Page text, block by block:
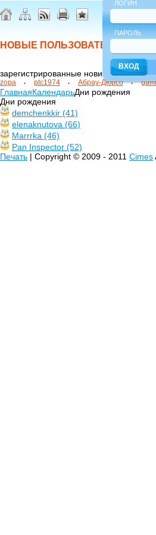
ЛОГИН
ПАРОЛЬ
НОВЫЕ ПОЛЬЗОВАТЕЛИ
зарегистрированные новички
zopa ptc1974 Абрау-Дюрсо
ГлавнаяКалендарьДни рождения
Дни рождения
demchenkkir (41)
elenaknutova (66)
Marrrka (46)
Pan Inspector (52)
Печать | Copyright © 2009 - 2011 Cimes